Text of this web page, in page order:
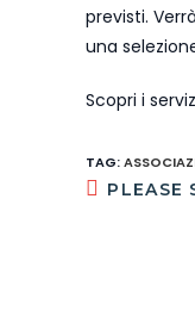
previsti.
una
Scopri i
TAG:
PLEASE